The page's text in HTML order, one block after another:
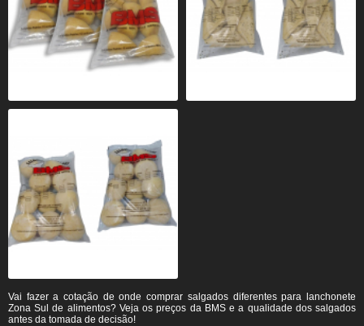
Vai fazer a cotação de onde comprar salgados diferentes para lanchonete
Zona Sul de alimentos? Veja os preços da BMS e a qualidade dos salgados
antes da tomada de decisão!